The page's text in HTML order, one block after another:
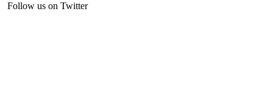
Follow us on Twitter